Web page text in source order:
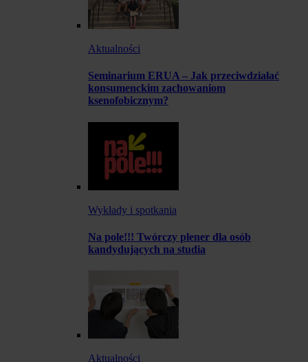
Aktualności
Seminarium ERUA – Jak przeciwdziałać
konsumenckim zachowaniom
ksenofobicznym?
Wykłady i spotkania
Na pole!!! Twórczy plener dla osób
kandydujących na studia
Aktualności